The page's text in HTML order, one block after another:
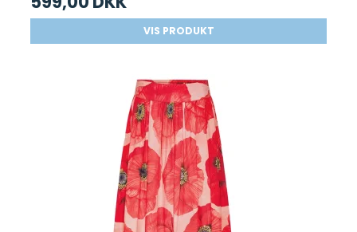
VIS PRODUKT